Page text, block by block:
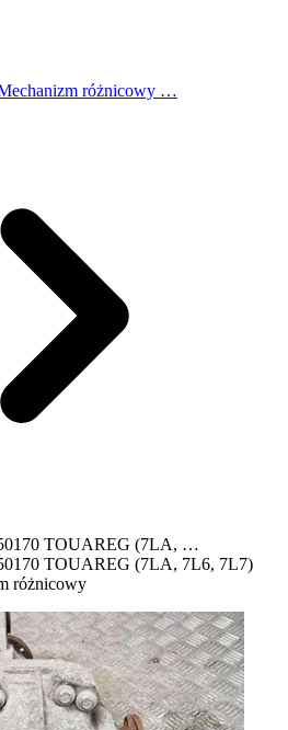
różnicowy …
TOUAREG (7LA, …
TOUAREG (7LA, 7L6, 7L7)
różnicowy